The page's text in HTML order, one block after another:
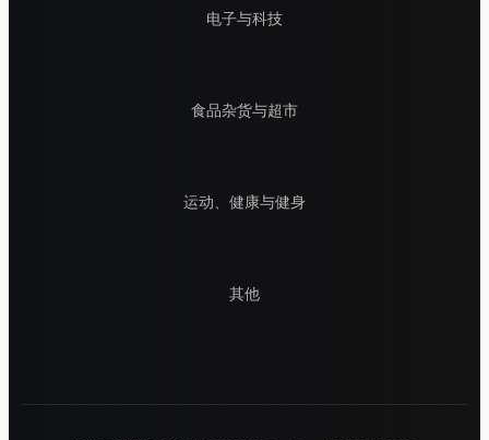
电子与科技
食品杂货与超市
运动、健康与健身
其他